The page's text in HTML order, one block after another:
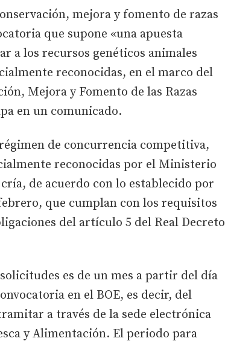
mejora y fomento de razas
que supone «una apuesta
a los recursos genéticos animales
reconocidas, en el marco del
Mejora y Fomento de las Razas
en un comunicado.
de concurrencia competitiva,
reconocidas por el Ministerio
de acuerdo con lo establecido por
que cumplan con los requisitos
del artículo 5 del Real Decreto
es de un mes a partir del día
en el BOE, es decir, del
a través de la sede electrónica
y Alimentación. El periodo para